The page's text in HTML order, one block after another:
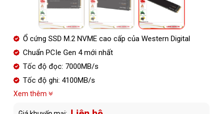
Ổ cứng SSD M.2 NVME cao cấp của Western Digital
Chuẩn PCIe Gen 4 mới nhất
Tốc độ đọc: 7000MB/s
Tốc độ ghi: 4100MB/s
Xem thêm